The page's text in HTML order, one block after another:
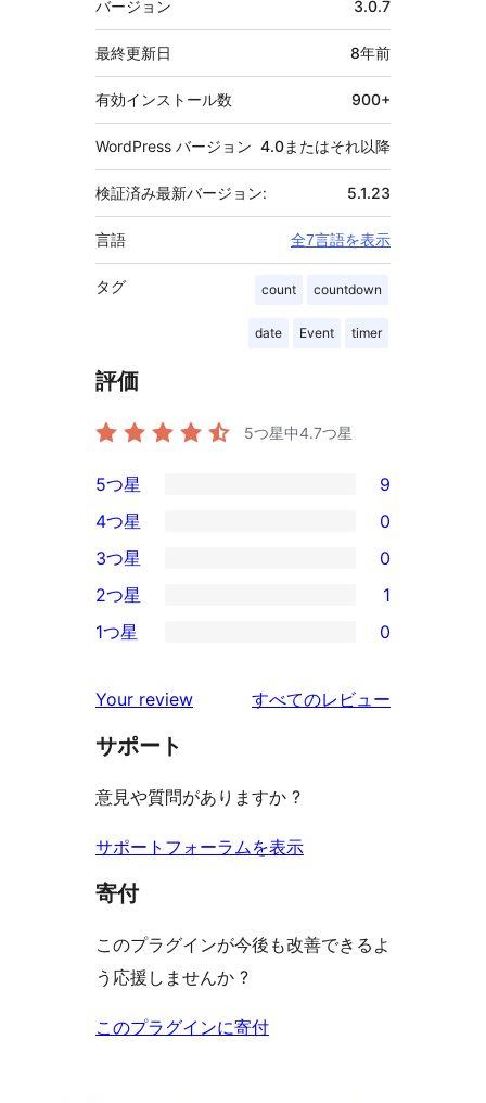
タ
バージョン 3.0.7
最終更新日 8年前
有効インストール数 900+
WordPress バージョン 4.0またはそれ以降
検証済み最新バージョン: 5.1.23
言語 全7言語を表示
タグ count countdown
date Event timer
評価
5つ星中4.7つ星
9
5-
星
レ
ビ
ー
5つ星 9
4-
星
レ
ュ
ー
4つ星 0
0
3-
星
ビ
ュ
3つ星 0
2-
レ
ビ
ー
2つ星 1
星
レ
ュ
ー
1つ星 0
Your review すべてのレビュー
サポート
意見や質問がありますか ?
サポートフォーラムを表示
寄付
このプラグインが今後も改善できるよ
う応援しませんか ?
このプラグインに寄付